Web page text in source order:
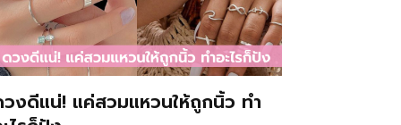
งดีแน่! แค่สวมแหวนให้ถูกนิ้ว ทำ